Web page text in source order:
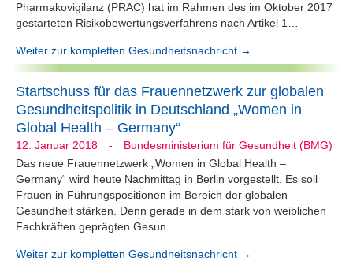
Pharmakovigilanz (PRAC) hat im Rahmen des im Oktober 2017
gestarteten Risikobewertungsverfahrens nach Artikel 1…
Weiter zur kompletten Gesundheitsnachricht →
Startschuss für das Frauennetzwerk zur globalen
Gesundheitspolitik in Deutschland „Women in
Global Health – Germany“
12. Januar 2018 -
Bundesministerium für Gesundheit (BMG)
Das neue Frauennetzwerk „Women in Global Health –
Germany“ wird heute Nachmittag in Berlin vorgestellt. Es soll
Frauen in Führungspositionen im Bereich der globalen
Gesundheit stärken. Denn gerade in dem stark von weiblichen
Fachkräften geprägten Gesun…
Weiter zur kompletten Gesundheitsnachricht →